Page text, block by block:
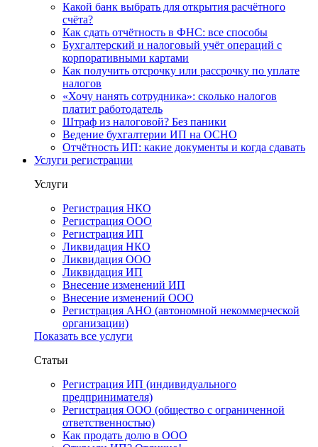
Какой банк выбрать для открытия расчётного
счёта?
Как сдать отчётность в ФНС: все способы
Бухгалтерский и налоговый учёт операций с
корпоративными картами
Как получить отсрочку или рассрочку по уплате
налогов
«Хочу нанять сотрудника»: сколько налогов
платит работодатель
Штраф из налоговой? Без паники
Ведение бухгалтерии ИП на ОСНО
Отчётность ИП: какие документы и когда сдавать
Услуги регистрации
Услуги
Регистрация НКО
Регистрация ООО
Регистрация ИП
Ликвидация НКО
Ликвидация ООО
Ликвидация ИП
Внесение изменений ИП
Внесение изменений ООО
Регистрация АНО (автономной некоммерческой
организации)
Показать все услуги
Статьи
Регистрация ИП (индивидуального
предпринимателя)
Регистрация ООО (общество с ограниченной
ответственностью)
Как продать долю в ООО